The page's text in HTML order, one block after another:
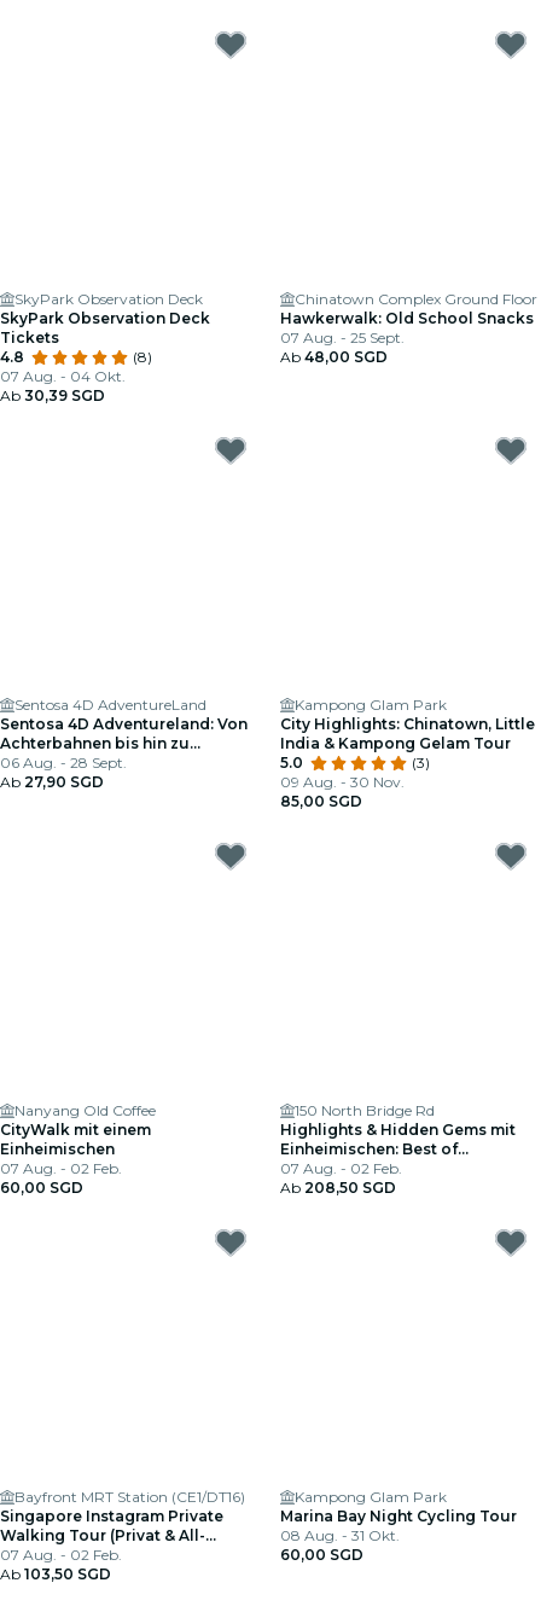
SkyPark Observation Deck
SkyPark Observation Deck
Tickets
4.8
(8)
07 Aug. - 04 Okt.
Ab 30,39 SGD
Chinatown Complex Ground Floor
Hawkerwalk: Old School Snacks
07 Aug. - 25 Sept.
Ab 48,00 SGD
Sentosa 4D AdventureLand
Sentosa 4D Adventureland: Von
Achterbahnen bis hin zu
Dschungelreisen
06 Aug. - 28 Sept.
Ab 27,90 SGD
Kampong Glam Park
City Highlights: Chinatown, Little
India & Kampong Gelam Tour
5.0
(3)
09 Aug. - 30 Nov.
85,00 SGD
Nanyang Old Coffee
CityWalk mit einem
Einheimischen
07 Aug. - 02 Feb.
60,00 SGD
150 North Bridge Rd
Highlights & Hidden Gems mit
Einheimischen: Best of
Singapore Privattour
07 Aug. - 02 Feb.
Ab 208,50 SGD
Bayfront MRT Station (CE1/DT16)
Singapore Instagram Private
Walking Tour (Privat & All-
Inclusive)
07 Aug. - 02 Feb.
Ab 103,50 SGD
Kampong Glam Park
Marina Bay Night Cycling Tour
08 Aug. - 31 Okt.
60,00 SGD